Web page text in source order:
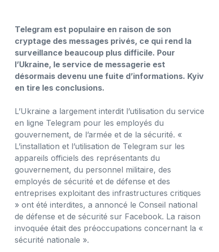
Telegram est populaire en raison de son
cryptage des messages privés, ce qui rend la
surveillance beaucoup plus difficile. Pour
l’Ukraine, le service de messagerie est
désormais devenu une fuite d’informations. Kyiv
en tire les conclusions.
L’Ukraine a largement interdit l’utilisation du service
en ligne Telegram pour les employés du
gouvernement, de l’armée et de la sécurité. «
L’installation et l’utilisation de Telegram sur les
appareils officiels des représentants du
gouvernement, du personnel militaire, des
employés de sécurité et de défense et des
entreprises exploitant des infrastructures critiques
» ont été interdites, a annoncé le Conseil national
de défense et de sécurité sur Facebook. La raison
invoquée était des préoccupations concernant la «
sécurité nationale ».